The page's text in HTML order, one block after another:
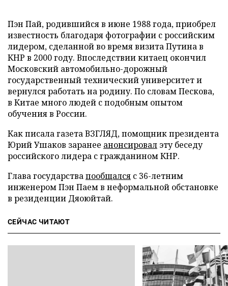
Пэн Пай, родившийся в июне 1988 года, приобрел
известность благодаря фотографии с российским
лидером, сделанной во время визита Путина в
КНР в 2000 году. Впоследствии китаец окончил
Московский автомобильно-дорожный
государственный технический университет и
вернулся работать на родину. По словам Пескова,
в Китае много людей с подобным опытом
обучения в России.
Как писала газета ВЗГЛЯД, помощник президента
Юрий Ушаков заранее анонсировал эту беседу
российского лидера с гражданином КНР.
Глава государствапообщался с 36-летним
инженером Пэн Паем в неформальной обстановке
в резиденции Дяоюйтай.
СЕЙЧАС ЧИТАЮТ